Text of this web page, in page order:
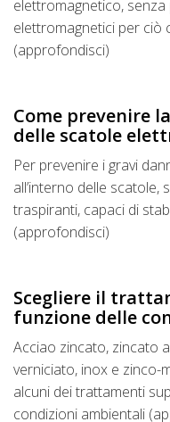
elettromagnetico,
elettromagnetici per ciò
(approfondisci)
Come prevenire
delle scatole
Per prevenire i gravi
all’interno delle
traspiranti, capaci di
(approfondisci)
Scegliere il
funzione delle
Acciao zincato, zincato
verniciato, inox e zinco-
alcuni dei trattamenti
condizioni ambientali